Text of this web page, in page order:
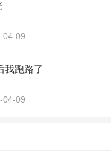
04-09
我跑路了
04-09